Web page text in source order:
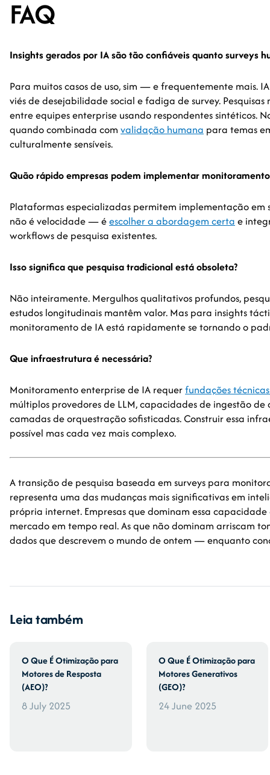
FAQ
Insights gerados por IA são tão confiáveis quanto surveys
Para muitos casos de uso, sim — e frequentemente mais.
viés de desejabilidade social e fadiga de survey.
entre equipes enterprise usando respondentes sintéticos.
quando combinada com validação humana para temas
culturalmente sensíveis.
Quão rápido empresas podem implementar
Plataformas especializadas permitem implementação em
não é velocidade — éescolher a abordagem certa e
workflows de pesquisa existentes.
Isso significa que pesquisa tradicional está obsoleta?
Não inteiramente. Mergulhos qualitativos profundos,
estudos longitudinais mantêm valor. Mas para insights
monitoramento de IA está rapidamente se tornando o
Que infraestrutura é necessária?
Monitoramento enterprise de IA requerfundações
múltiplos provedores de LLM, capacidades de ingestão
camadas de orquestração sofisticadas. Construir essa
possível mas cada vez mais complexo.
A transição de pesquisa baseada em surveys para
representa uma das mudanças mais significativas em
própria internet. Empresas que dominam essa
mercado em tempo real. As que não dominam arriscam
dados que descrevem o mundo de ontem — enquanto
Leia também
O Que É Otimização para
Motores de Resposta
(AEO)?
8 July 2025
O Que É Otimização para
Motores Generativos
(GEO)?
24 June 2025